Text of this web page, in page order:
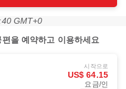
GMT+0
을 예약하고 이용하세요
시작으로
US$ 64.15
요금/인